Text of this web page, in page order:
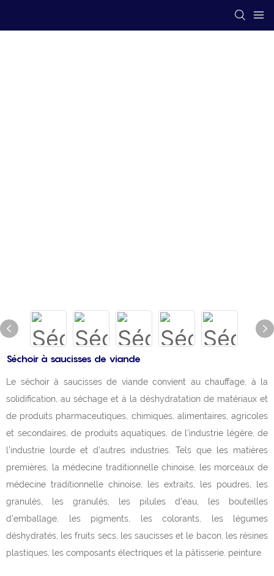
Séchoir à saucisses de viande
Le séchoir à saucisses de viande convient au chauffage, à la
solidification, au séchage et à la déshydratation de matériaux et
de produits pharmaceutiques, chimiques, alimentaires, agricoles
et secondaires, de produits aquatiques, de l'industrie légère, de
l'industrie lourde et d'autres industries. Tels que les matières
premières, la médecine traditionnelle chinoise, les morceaux de
médecine traditionnelle chinoise, les extraits, les poudres, les
granulés, les granulés, les pilules d'eau, les bouteilles
d'emballage, les pigments, les colorants, les légumes
déshydratés, les fruits secs, les saucisses et le bacon, les résines
plastiques, les composants électriques et la pâtisserie. peinture.